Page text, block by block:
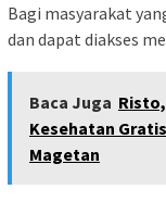
Bagi masyarakat
dan dapat diakses
Baca Juga
Kesehatan
Magetan